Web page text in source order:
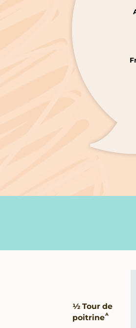
des
tailles
½ Tour de
poitrineA